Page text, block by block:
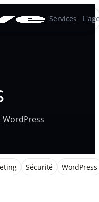
Services
Services
WordPress
Sécurité WordPress